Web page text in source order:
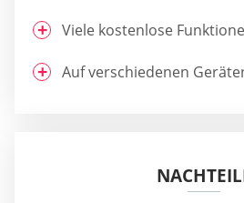
Viele kostenlose
Auf verschiedenen